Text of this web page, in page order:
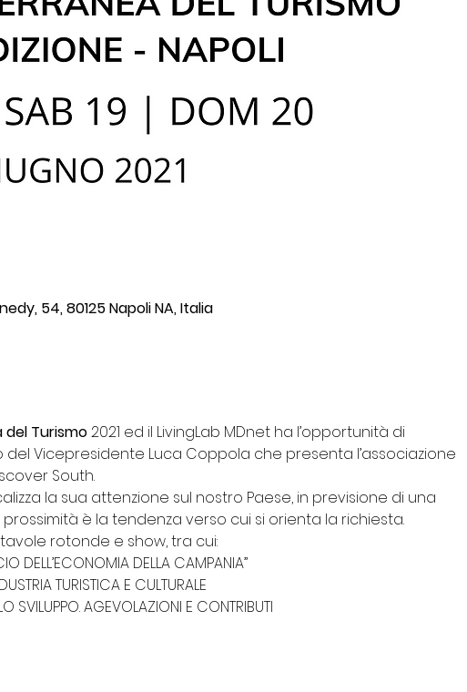
54, 80125 Napoli NA, Italia
del Turismo 2021 ed il LivingLab MDnet ha l’opportunità di
Vicepresidente Luca Coppola che presenta l’associazione
South.
la sua attenzione sul nostro Paese, in previsione di una
è la tendenza verso cui si orienta la richiesta.
rotonde e show, tra cui:
DELL’ECONOMIA DELLA CAMPANIA”
TURISTICA E CULTURALE
SVILUPPO. AGEVOLAZIONI E CONTRIBUTI